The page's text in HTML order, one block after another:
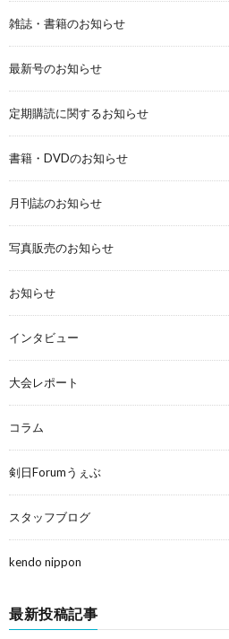
雑誌・書籍のお知らせ
最新号のお知らせ
定期購読に関するお知らせ
書籍・DVDのお知らせ
月刊誌のお知らせ
写真販売のお知らせ
お知らせ
インタビュー
大会レポート
コラム
剣日Forumうぇぶ
スタッフブログ
kendo nippon
最新投稿記事